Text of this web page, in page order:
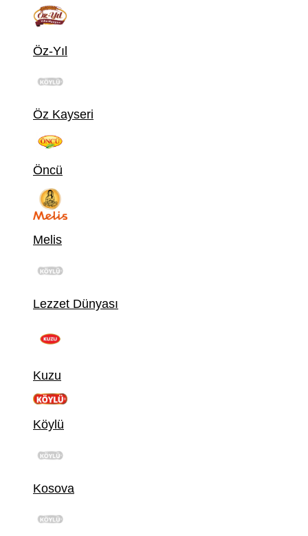
Öz-Yıl
Öz Kayseri
Öncü
Melis
Lezzet Dünyası
Kuzu
Köylü
Kosova